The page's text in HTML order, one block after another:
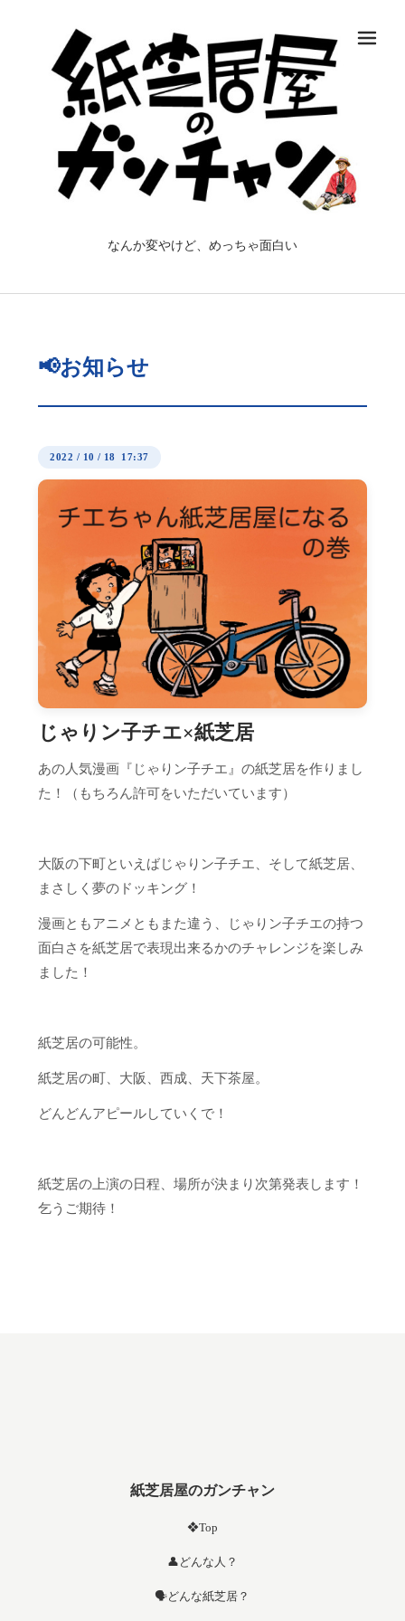
なんか変やけど、めっちゃ面白い
📢お知らせ
2022 / 10 / 18 17:37
じゃりン子チエ×紙芝居
あの人気漫画『じゃりン子チエ』の紙芝居を作りまし
た！（もちろん許可をいただいています）
大阪の下町といえばじゃりン子チエ、そして紙芝居、
まさしく夢のドッキング！
漫画ともアニメともまた違う、じゃりン子チエの持つ
面白さを紙芝居で表現出来るかのチャレンジを楽しみ
ました！
紙芝居の可能性。
紙芝居の町、大阪、西成、天下茶屋。
どんどんアピールしていくで！
紙芝居の上演の日程、場所が決まり次第発表します！
乞うご期待！
紙芝居屋のガンチャン
❖Top
👤どんな人？
🗣️どんな紙芝居？